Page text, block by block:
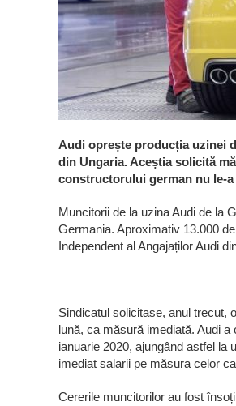
Audi oprește producția uzinei
din Ungaria. Aceștia solicită
constructorului german nu le-
Muncitorii de la uzina Audi de la
Germania. Aproximativ 13.000
Independent al Angajaților Audi
Sindicatul solicitase, anul trecut,
lună, ca măsură imediată. Audi
ianuarie 2020, ajungând astfel la
imediat salarii pe măsura celor
Cererile muncitorilor au fost